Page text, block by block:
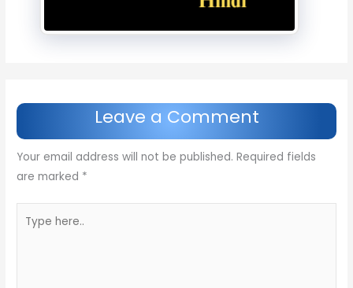
Leave a Comment
Your email address will not be published. Required fields
are marked *
here..